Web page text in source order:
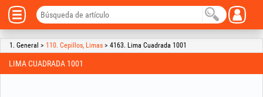
1. General > 110. Cepillos, Limas > 4163. Lima Cuadrada 1001
LIMA CUADRADA 1001